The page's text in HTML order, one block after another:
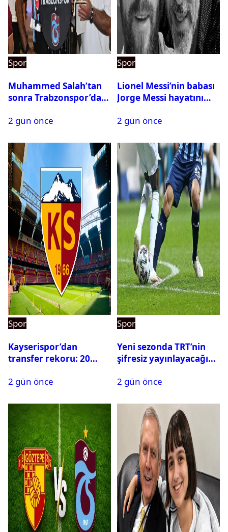
Spor
Muhammed Salah’tan
sonra Trabzonspor’dan
2 gün önce
Spor
Lionel Messi’nin babası
Jorge Messi hayatını
2 gün önce
Spor
Kayserispor’dan
transfer rekoru: 20
2 gün önce
Spor
Yeni sezonda TRT’nin
şifresiz yayınlayacağı
2 gün önce